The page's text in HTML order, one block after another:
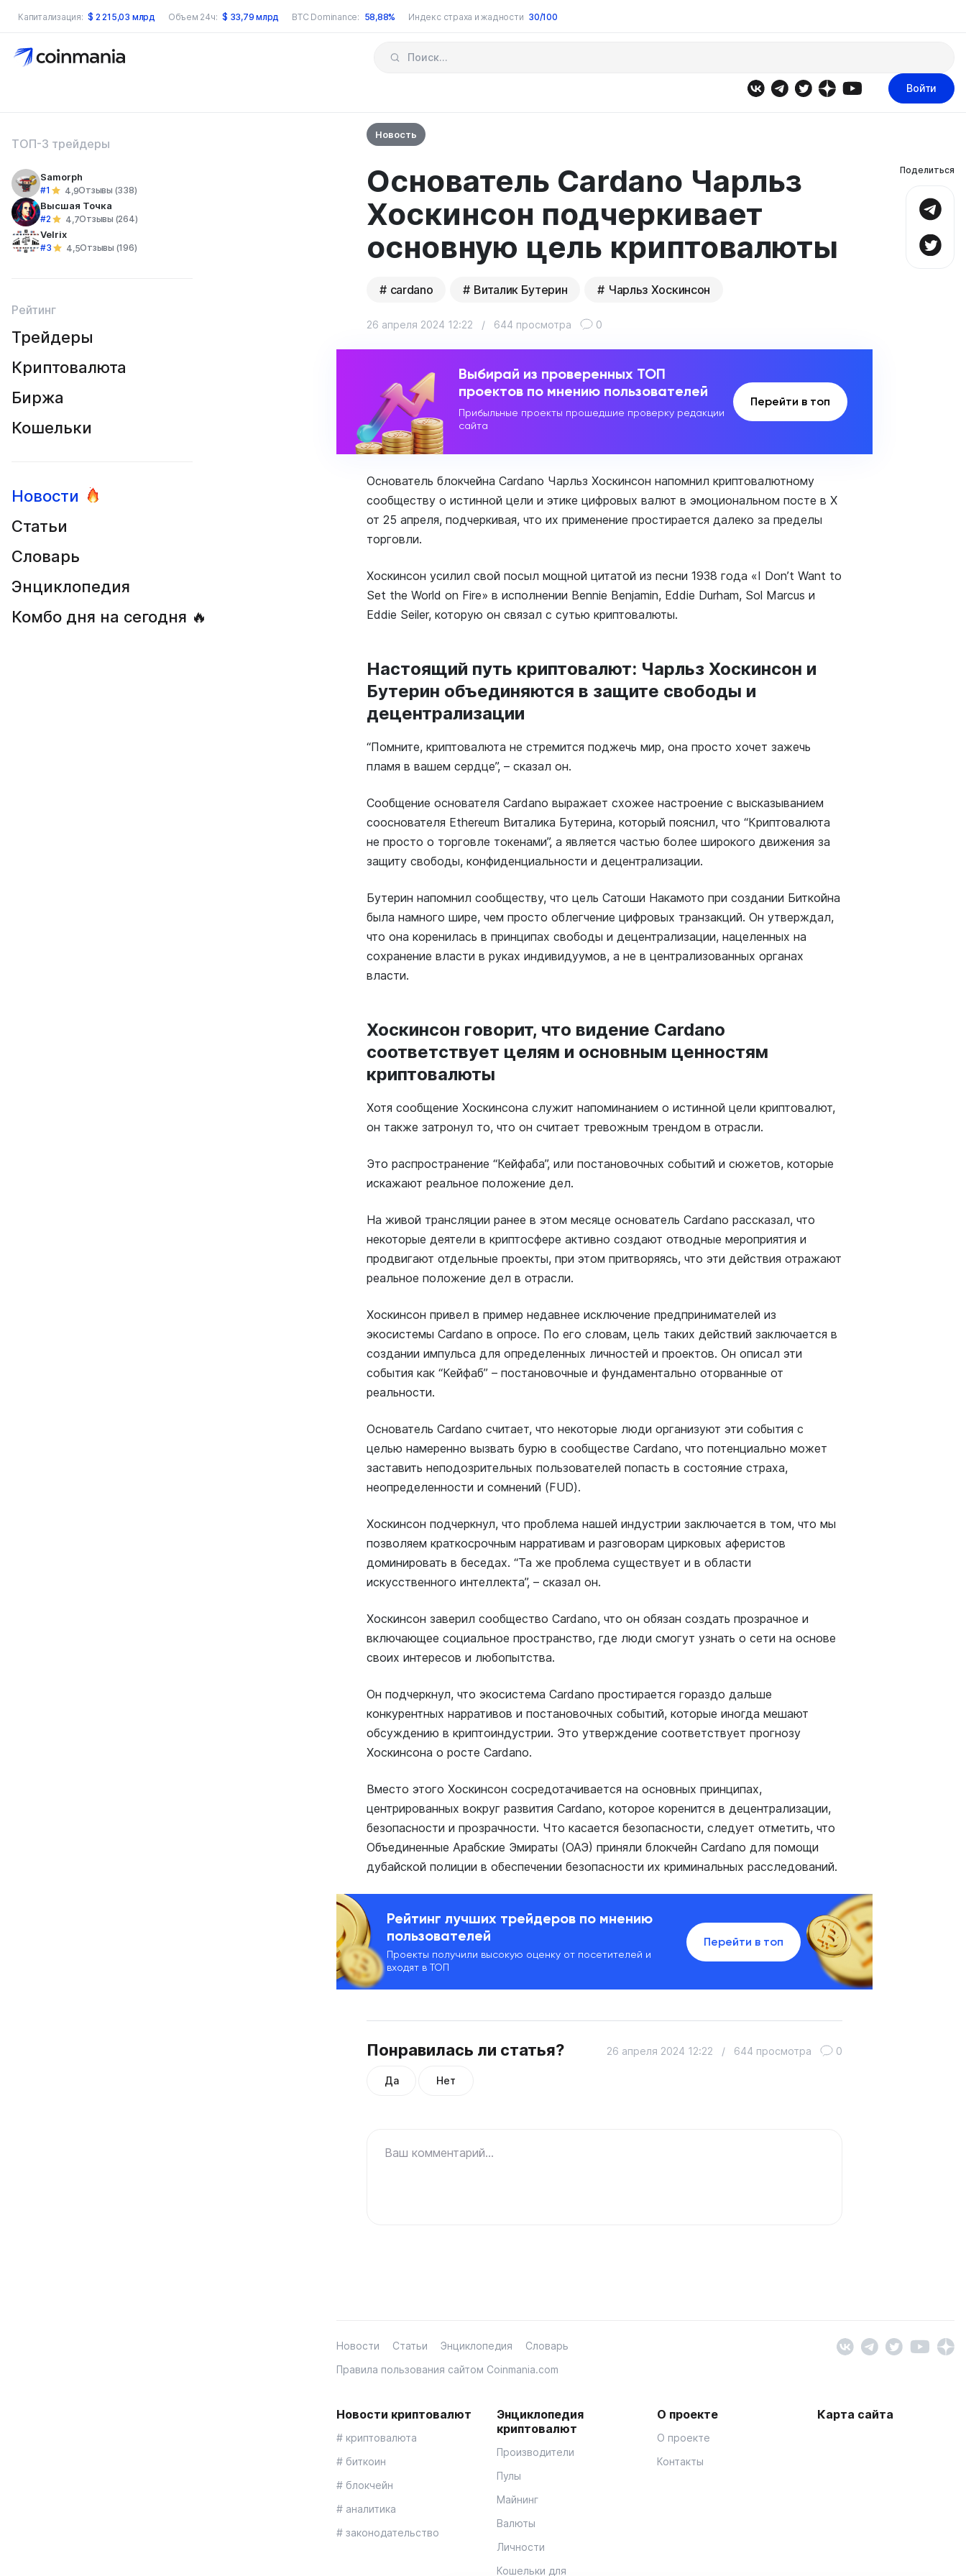
Капитализация: $ 2 215,03 млрд Объем 24ч: $ 33,79 млрд BTC Dominance: 58,88% Индекс страха и жадности 30/100
по сайту
Войти
ТОП-3 трейдеры
Samorph
#1 4,9Отзывы (338)
Высшая Точка
#2 4,7Отзывы (264)
Velrix
#3 4,5Отзывы (196)
Рейтинг
Трейдеры
Криптовалюта
Биржа
Кошельки
Новости
Статьи
Словарь
Энциклопедия
Комбо дня на сегодня 🔥
Новость
Основатель Cardano Чарльз
Хоскинсон подчеркивает
основную цель криптовалюты
cardano Виталик Бутерин Чарльз Хоскинсон
26 апреля 2024 12:22 / 644 просмотра 0
Выбирай из проверенных ТОП
проектов по мнению пользователей
Прибыльные проекты прошедшие проверку редакции
сайта
Перейти в топ
Основатель блокчейна Cardano Чарльз Хоскинсон напомнил криптовалютному
сообществу о истинной цели и этике цифровых валют в эмоциональном посте в X
от 25 апреля, подчеркивая, что их применение простирается далеко за пределы
торговли.
Хоскинсон усилил свой посыл мощной цитатой из песни 1938 года «I Don’t Want to
Set the World on Fire» в исполнении Bennie Benjamin, Eddie Durham, Sol Marcus и
Eddie Seiler, которую он связал с сутью криптовалюты.
Настоящий путь криптовалют: Чарльз Хоскинсон и
Бутерин объединяются в защите свободы и
децентрализации
“Помните, криптовалюта не стремится поджечь мир, она просто хочет зажечь
пламя в вашем сердце”, – сказал он.
Сообщение основателя Cardano выражает схожее настроение с высказыванием
сооснователя Ethereum Виталика Бутерина, который пояснил, что “Криптовалюта
не просто о торговле токенами”, а является частью более широкого движения за
защиту свободы, конфиденциальности и децентрализации.
Бутерин напомнил сообществу, что цель Сатоши Накамото при создании Биткойна
была намного шире, чем просто облегчение цифровых транзакций. Он утверждал,
что она коренилась в принципах свободы и децентрализации, нацеленных на
сохранение власти в руках индивидуумов, а не в централизованных органах
власти.
Хоскинсон говорит, что видение Cardano
соответствует целям и основным ценностям
криптовалюты
Хотя сообщение Хоскинсона служит напоминанием о истинной цели криптовалют,
он также затронул то, что он считает тревожным трендом в отрасли.
Это распространение “Кейфаба”, или постановочных событий и сюжетов, которые
искажают реальное положение дел.
На живой трансляции ранее в этом месяце основатель Cardano рассказал, что
некоторые деятели в криптосфере активно создают отводные мероприятия и
продвигают отдельные проекты, при этом притворяясь, что эти действия отражают
реальное положение дел в отрасли.
Хоскинсон привел в пример недавнее исключение предпринимателей из
экосистемы Cardano в опросе. По его словам, цель таких действий заключается в
создании импульса для определенных личностей и проектов. Он описал эти
события как “Кейфаб” – постановочные и фундаментально оторванные от
реальности.
Основатель Cardano считает, что некоторые люди организуют эти события с
целью намеренно вызвать бурю в сообществе Cardano, что потенциально может
заставить неподозрительных пользователей попасть в состояние страха,
неопределенности и сомнений (FUD).
Хоскинсон подчеркнул, что проблема нашей индустрии заключается в том, что мы
позволяем краткосрочным нарративам и разговорам цирковых аферистов
доминировать в беседах. “Та же проблема существует и в области
искусственного интеллекта”, – сказал он.
Хоскинсон заверил сообщество Cardano, что он обязан создать прозрачное и
включающее социальное пространство, где люди смогут узнать о сети на основе
своих интересов и любопытства.
Он подчеркнул, что экосистема Cardano простирается гораздо дальше
конкурентных нарративов и постановочных событий, которые иногда мешают
обсуждению в криптоиндустрии. Это утверждение соответствует прогнозу
Хоскинсона о росте Cardano.
Вместо этого Хоскинсон сосредотачивается на основных принципах,
центрированных вокруг развития Cardano, которое коренится в децентрализации,
безопасности и прозрачности. Что касается безопасности, следует отметить, что
Объединенные Арабские Эмираты (ОАЭ) приняли блокчейн Cardano для помощи
дубайской полиции в обеспечении безопасности их криминальных расследований.
Рейтинг лучших трейдеров по мнению
пользователей
Проекты получили высокую оценку от посетителей и
входят в ТОП
Перейти в топ
Понравилась ли статья?
Да Нет
26 апреля 2024 12:22 / 644 просмотра 0
Ваш комментарий...
Поделиться
Новости Статьи Энциклопедия
Словарь
Правила пользования сайтом Coinmania.com
Новости криптовалют
# криптовалюта
# биткоин
# блокчейн
# аналитика
# законодательство
Энциклопедия
криптовалют
Производители
Пулы
Майнинг
Валюты
Личности
Кошельки для
О проекте
О проекте
Контакты
Карта сайта